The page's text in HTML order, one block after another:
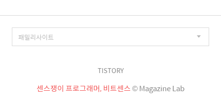
TISTORY
센스쟁이 프로그래머, 비트센스© Magazine Lab